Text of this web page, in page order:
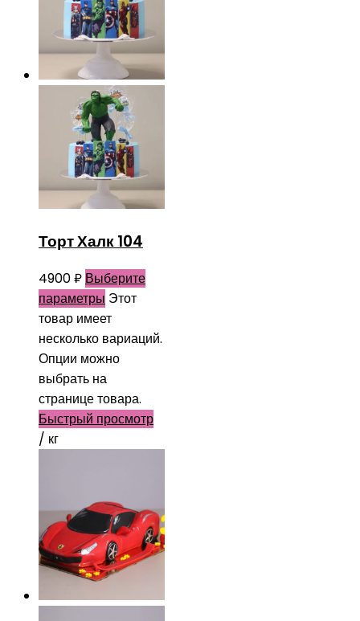
Торт Халк 104
4900₽ Выберите
параметры Этот
товар имеет
несколько вариаций.
Опции можно
выбрать на
странице товара.
Быстрый просмотр
/ кг